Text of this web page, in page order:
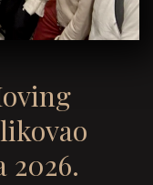
2026.